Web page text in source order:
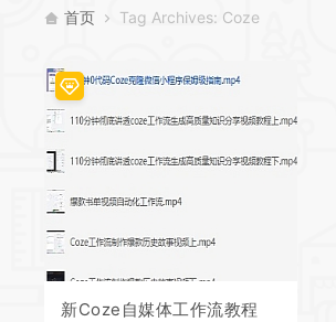
首页 Tag Archives: Coze
新Coze自媒体工作流教程